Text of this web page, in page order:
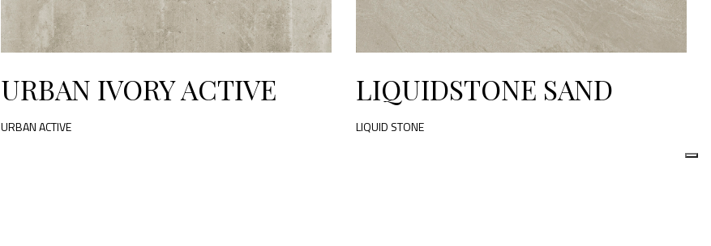
URBAN IVORY ACTIVE
URBAN ACTIVE
LIQUIDSTONE SAND
LIQUID STONE